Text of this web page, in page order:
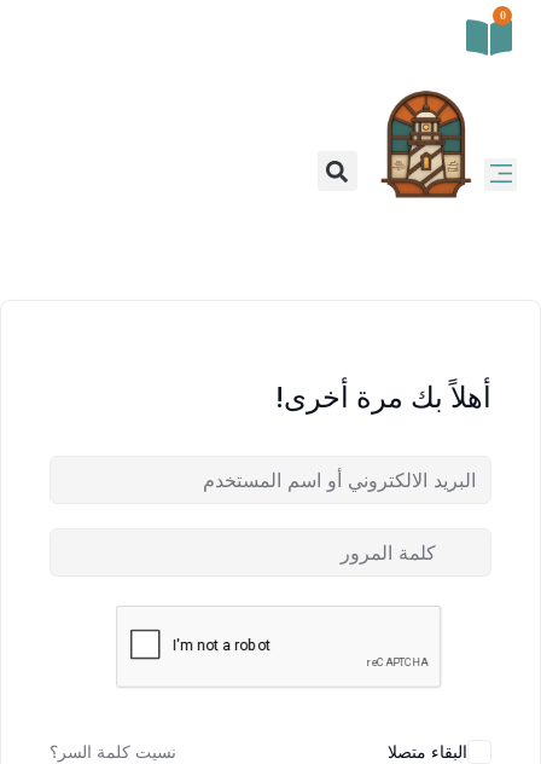
0
أهلاً بك مرة أخرى!
البقاء متصلا نسيت كلمة السر؟